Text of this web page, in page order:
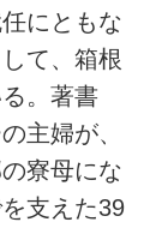
にともな
て、箱根
。著書
主婦が、
寮母にな
支えた39